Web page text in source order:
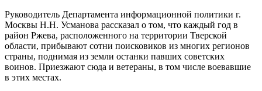
Руководитель Департамента информационной политики г.
Москвы Н.Н. Усманова рассказал о том, что каждый год в
район Ржева, расположенного на территории Тверской
области, прибывают сотни поисковиков из многих регионов
страны, поднимая из земли останки павших советских
воинов. Приезжают сюда и ветераны, в том числе воевавшие
в этих местах.